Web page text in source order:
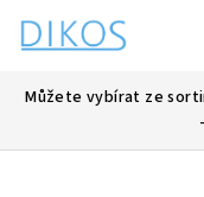
obsah
Můžete vybírat ze